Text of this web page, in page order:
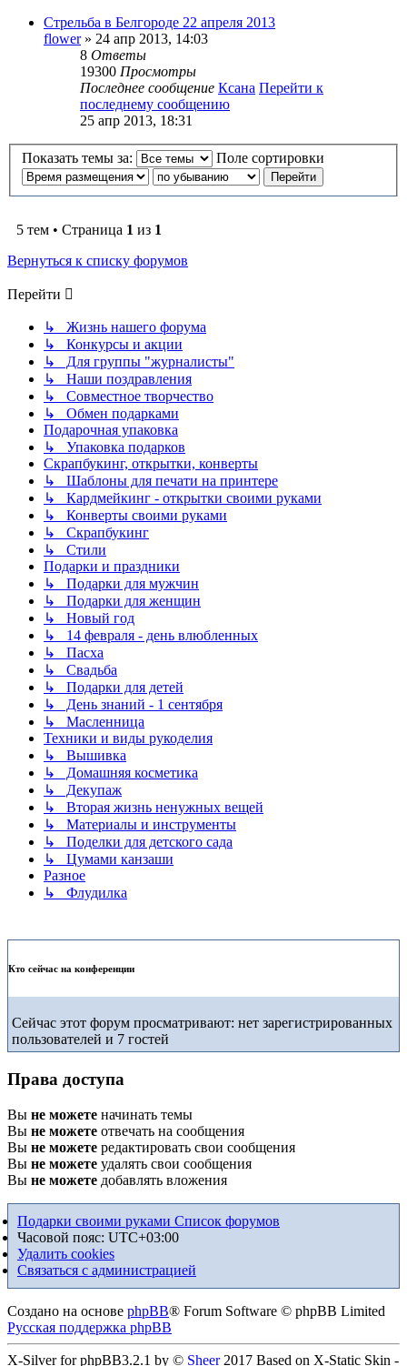
Стрельба в Белгороде 22 апреля 2013
flower» 24 апр 2013, 14:03
8 Ответы
19300 Просмотры
Последнее сообщение Ксана Перейти к
последнему сообщению
25 апр 2013, 18:31
Показать темы за: Поле сортировки
5 тем • Страница 1 из 1
Вернуться к списку форумов
Перейти
↳ Жизнь нашего форума
↳ Конкурсы и акции
↳ Для группы "журналисты"
↳ Наши поздравления
↳ Совместное творчество
↳ Обмен подарками
Подарочная упаковка
↳ Упаковка подарков
Скрапбукинг, открытки, конверты
↳ Шаблоны для печати на принтере
↳ Кардмейкинг - открытки своими руками
↳ Конверты своими руками
↳ Скрапбукинг
↳ Стили
Подарки и праздники
↳ Подарки для мужчин
↳ Подарки для женщин
↳ Новый год
↳ 14 февраля - день влюбленных
↳ Пасха
↳ Свадьба
↳ Подарки для детей
↳ День знаний - 1 сентября
↳ Масленница
Техники и виды рукоделия
↳ Вышивка
↳ Домашняя косметика
↳ Декупаж
↳ Вторая жизнь ненужных вещей
↳ Материалы и инструменты
↳ Поделки для детского сада
↳ Цумами канзаши
Разное
↳ Флудилка
Кто сейчас на конференции
Сейчас этот форум просматривают: нет зарегистрированных
пользователей и 7 гостей
Права доступа
Вы не можете начинать темы
Вы не можете отвечать на сообщения
Вы не можете редактировать свои сообщения
Вы не можете удалять свои сообщения
Вы не можете добавлять вложения
Подарки своими руками Список форумов
Часовой пояс: UTC+03:00
Удалить cookies
Связаться с администрацией
Создано на основе phpBB® Forum Software © phpBB Limited
Русская поддержка phpBB
X-Silver for phpBB3.2.1 by © Sheer2017 Based on X-Static Skin -